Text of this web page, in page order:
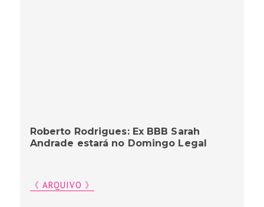
Roberto Rodrigues: Ex BBB Sarah
Andrade estará no Domingo Legal
《 ARQUIVO 》